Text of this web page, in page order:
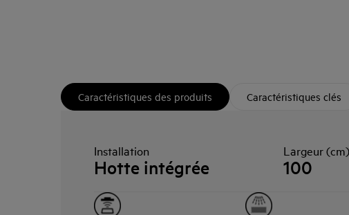
Caractéristiques des produits Caractéristiques clés
Installation
Hotte intégrée
Largeur (cm)
100